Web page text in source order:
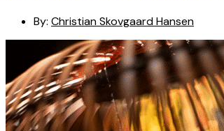
By: Christian Skovgaard Hansen